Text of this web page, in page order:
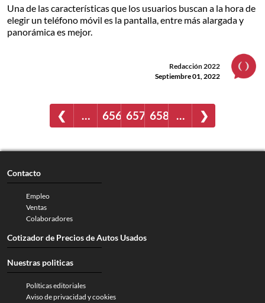
Una de las características que los usuarios buscan a la hora de
elegir un teléfono móvil es la pantalla, entre más alargada y
panorámica es mejor.
Redacción 2022
Septiembre 01, 2022
❮ … 656 657 658 … ❯
Contacto
Empleo
Ventas
Colaboradores
Cotizador de Precios de Autos Usados
Nuestras politicas
Políticas editoriales
Aviso de privacidad y cookies